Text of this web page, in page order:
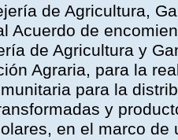
de Agricultura,
Acuerdo de
de Agricultura y
Agraria, para la
para la
y
en el marco